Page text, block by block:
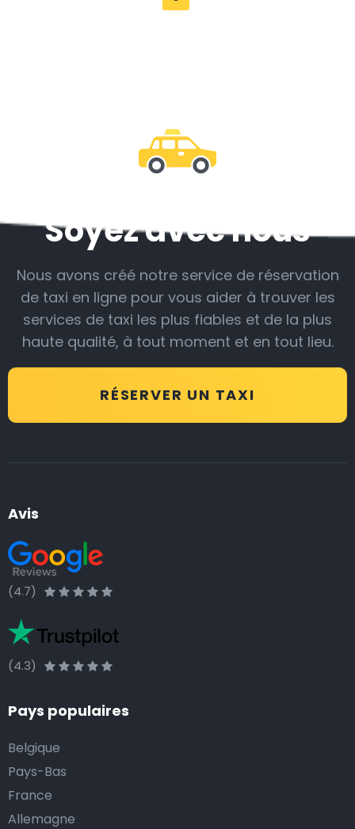
Soyez avec nous
Nous avons créé notre service de réservation
de taxi en ligne pour vous aider à trouver les
services de taxi les plus fiables et de la plus
haute qualité, à tout moment et en tout lieu.
RÉSERVER UN TAXI
Avis
(4.7)
(4.3)
Pays populaires
Belgique
Pays-Bas
France
Allemagne